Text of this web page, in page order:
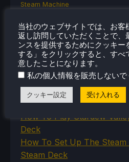
Steam Machine
The Unsupported Report
Uncategorized
Uncategorized
VR
最近のヒント＆GUIDES
How To Play Stardew
Deck
How To Set Up The
Steam Deck
当社のウェブサイトでは、お客
返し訪問していただくことで、
ンスを提供するためにクッキ
する」をクリックすると、すべ
意したことになります。
私の個人情報を販売しないで
クッキー設定 受け入れる